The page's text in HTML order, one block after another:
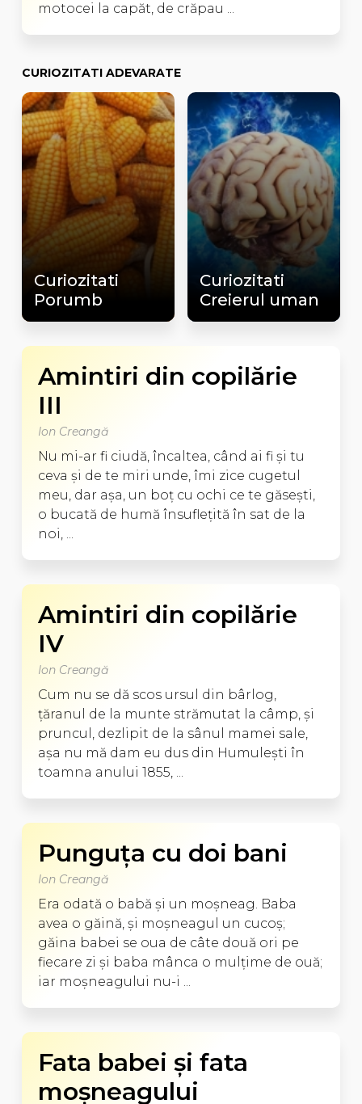
motocei la capăt, de crăpau ...
CURIOZITATI ADEVARATE
Curiozitati
Porumb
Curiozitati
Creierul uman
Amintiri din copilărie
III
Ion Creangă
Nu mi-ar fi ciudă, încaltea, când ai fi şi tu
ceva şi de te miri unde, îmi zice cugetul
meu, dar aşa, un boţ cu ochi ce te găseşti,
o bucată de humă însufleţită în sat de la
noi, ...
Amintiri din copilărie
IV
Ion Creangă
Cum nu se dă scos ursul din bârlog,
ţăranul de la munte strămutat la câmp, şi
pruncul, dezlipit de la sânul mamei sale,
aşa nu mă dam eu dus din Humuleşti în
toamna anului 1855, ...
Punguţa cu doi bani
Ion Creangă
Era odată o babă şi un moşneag. Baba
avea o găină, şi moşneagul un cucoş;
găina babei se oua de câte două ori pe
fiecare zi şi baba mânca o mulţime de ouă;
iar moşneagului nu-i ...
Fata babei şi fata
moşneagului